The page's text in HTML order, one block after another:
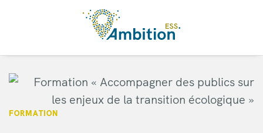
Aller au contenu principal
FORMATION